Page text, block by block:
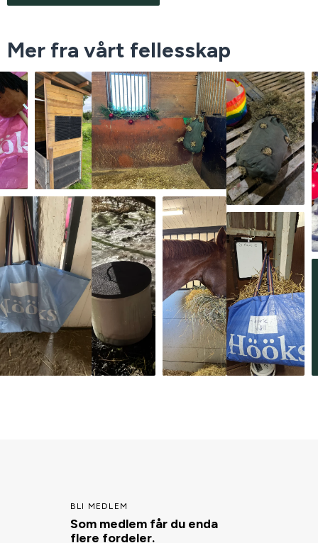
Mer fra vårt fellesskap
BLI MEDLEM
Som medlem får du enda
flere fordeler.